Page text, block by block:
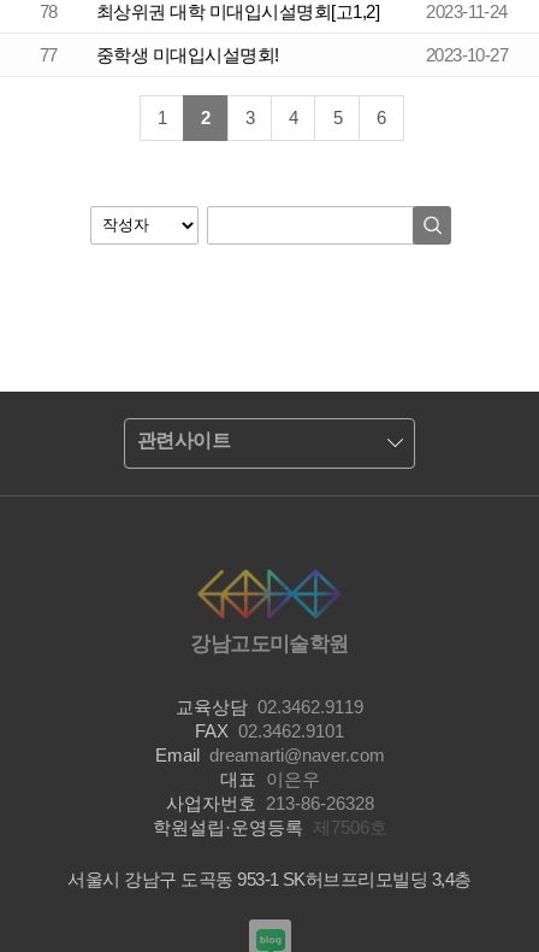
78 최상위권 대학 미대입시설명회[고1,2] 2023-11-24
77 중학생 미대입시설명회! 2023-10-27
1 2 3 4 5 6
관련사이트
강남고도미술학원
교육상담 02.3462.9119
FAX 02.3462.9101
Email dreamarti@naver.com
대표
이은우
사업자번호
213-86-26328
학원설립·운영등록 제7506호
서울시 강남구 도곡동 953-1 SK허브프리모빌딩 3,4층